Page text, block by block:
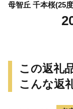
母智丘 千本桜(25
≪みやこんじょ特
この返礼
こんな返